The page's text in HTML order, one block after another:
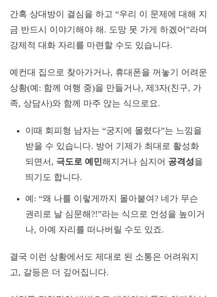
간혹 상대방이 결심을 하고 “우리 이 문제에 대해 지
금 반드시 이야기해야 해. 도망 못 가게 하겠어”라며
강제적 대화 자리를 마련할 수도 있습니다.
예컨대 집으로 찾아가거나, 휴대폰을 꺼놓기 어려운
상황(예: 함께 여행 중)을 만들거나, 제3자(친구, 가
족, 상담사)와 함께 마주 앉는 식으로요.
이때 회피형 남자는 “궁지에 몰렸다”는 느낌을
받을 수 있습니다. 방어 기제가 최대로 활성화
되면서, 극도로 예민해지거나 심지어 공격성을
띄기도 합니다.
예: “왜 나를 이렇게까지 몰아붙여? 네가 무슨
권리로 날 심문해?!”라는 식으로 언성을 높이거
나, 아예 자리를 떠나버릴 수도 있죠.
결국 이런 상황에서도 제대로 된 소통은 어려워지
고, 갈등은 더 깊어집니다.